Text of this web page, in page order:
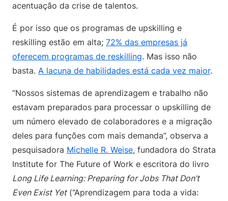
acentuação da crise de talentos.
É por isso que os programas de upskilling e
reskilling estão em alta; 72% das empresas já
oferecem programas de reskilling. Mas isso não
basta. A lacuna de habilidades está cada vez maior.
“Nossos sistemas de aprendizagem e trabalho não
estavam preparados para processar o upskilling de
um número elevado de colaboradores e a migração
deles para funções com mais demanda”, observa a
pesquisadora Michelle R. Weise, fundadora do Strata
Institute for The Future of Work e escritora do livro
Long Life Learning: Preparing for Jobs That Don’t
Even Exist Yet(“Aprendizagem para toda a vida: